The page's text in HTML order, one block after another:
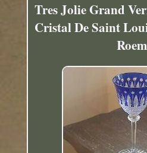
Tres Jolie Grand
Cristal De Saint